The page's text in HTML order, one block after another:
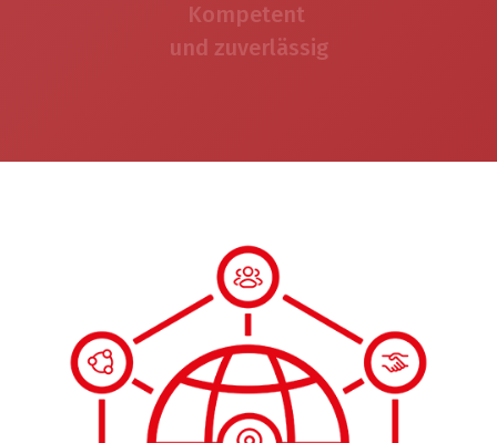
Kompetent
und zuverlässig